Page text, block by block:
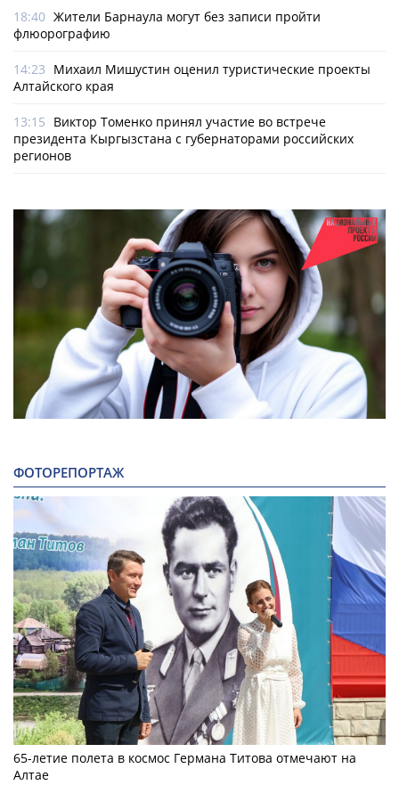
18:40 Жители Барнаула могут без записи пройти
флюорографию
14:23 Михаил Мишустин оценил туристические проекты
Алтайского края
13:15 Виктор Томенко принял участие во встрече
президента Кыргызстана с губернаторами российских
регионов
ФОТОРЕПОРТАЖ
65-летие полета в космос Германа Титова отмечают на
Алтае